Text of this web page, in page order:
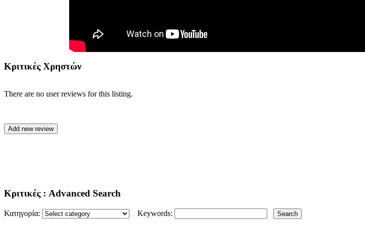
Κριτικές Χρηστών
There are no user reviews for this listing.
Κριτικές : Advanced Search
Κατηγορία: Keywords: